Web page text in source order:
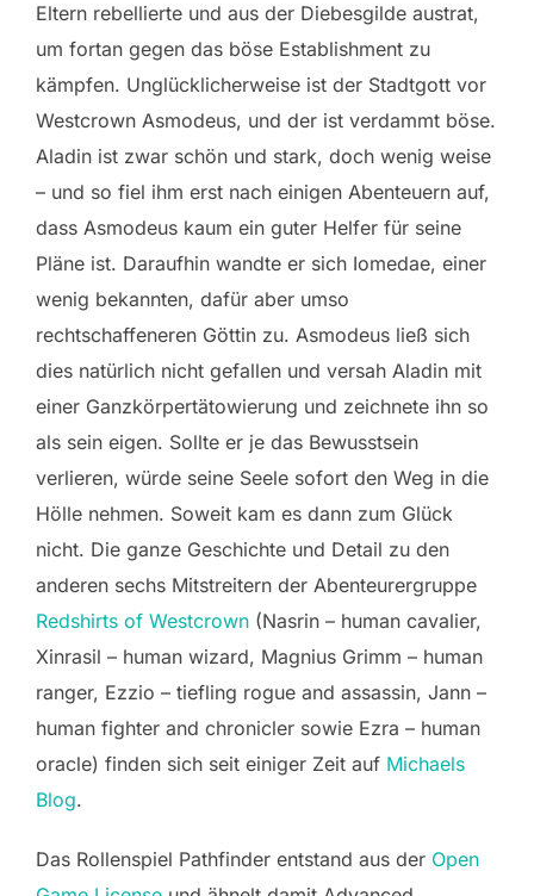
Eltern rebellierte und aus der Diebesgilde austrat,
um fortan gegen das böse Establishment zu
kämpfen. Unglücklicherweise ist der Stadtgott vor
Westcrown Asmodeus, und der ist verdammt böse.
Aladin ist zwar schön und stark, doch wenig weise
– und so fiel ihm erst nach einigen Abenteuern auf,
dass Asmodeus kaum ein guter Helfer für seine
Pläne ist. Daraufhin wandte er sich Iomedae, einer
wenig bekannten, dafür aber umso
rechtschaffeneren Göttin zu. Asmodeus ließ sich
dies natürlich nicht gefallen und versah Aladin mit
einer Ganzkörpertätowierung und zeichnete ihn so
als sein eigen. Sollte er je das Bewusstsein
verlieren, würde seine Seele sofort den Weg in die
Hölle nehmen. Soweit kam es dann zum Glück
nicht. Die ganze Geschichte und Detail zu den
anderen sechs Mitstreitern der Abenteurergruppe
Redshirts of Westcrown (Nasrin – human cavalier,
Xinrasil – human wizard, Magnius Grimm – human
ranger, Ezzio – tiefling rogue and assassin, Jann –
human fighter and chronicler sowie Ezra – human
oracle) finden sich seit einiger Zeit auf Michaels
Blog.
Das Rollenspiel Pathfinder entstand aus der Open